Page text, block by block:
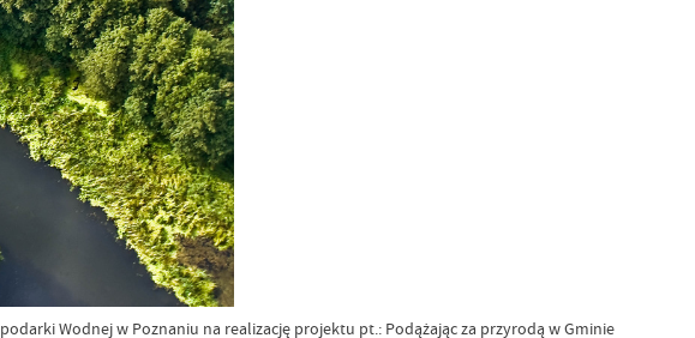
Wodnej w Poznaniu na realizację projektu pt.: Podążając za przyrodą w Gminie